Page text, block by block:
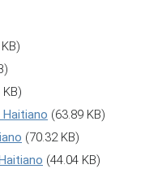
KB)
Haitiano (63.89 KB)
(70.32 KB)
(44.04 KB)